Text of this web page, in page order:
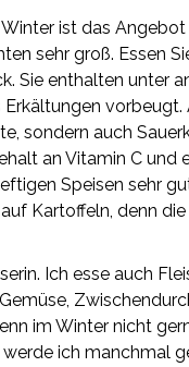
ist das
sehr groß. Essen
Sie enthalten unter
Erkältungen vorbeugt.
sondern auch
an Vitamin C und
Speisen sehr
Kartoffeln, denn
Ich esse auch
im Winter nicht
ich manchmal